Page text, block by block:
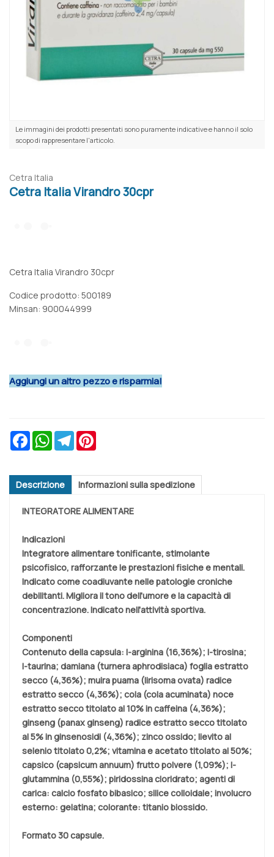
Le immagini dei prodotti presentati sono puramente indicative e hanno il solo
scopo di rappresentare l'articolo.
Cetra Italia
Cetra Italia Virandro 30cpr
Cetra Italia Virandro 30cpr
Codice prodotto: 500189
Minsan: 900044999
Aggiungi un altro pezzo e risparmia!
FacebookWhatsAppTelegram
Descrizione Informazioni sulla spedizione
INTEGRATORE ALIMENTARE
Indicazioni
Integratore alimentare tonificante, stimolante
psicofisico, rafforzante le prestazioni fisiche e mentali.
Indicato come coadiuvante nelle patologie croniche
debilitanti. Migliora il tono dell'umore e la capacità di
concentrazione. Indicato nell'attività sportiva.
Componenti
Contenuto della capsula: l-arginina (16,36%); l-tirosina;
l-taurina; damiana (turnera aphrodisiaca) foglia estratto
secco (4,36%); muira puama (lirisoma ovata) radice
estratto secco (4,36%); cola (cola acuminata) noce
estratto secco titolato al 10% in caffeina (4,36%);
ginseng (panax ginseng) radice estratto secco titolato
al 5% in ginsenosidi (4,36%); zinco ossido; lievito al
selenio titolato 0,2%; vitamina e acetato titolato al 50%;
capsico (capsicum annuum) frutto polvere (1,09%); l-
glutammina (0,55%); piridossina cloridrato; agenti di
carica: calcio fosfato bibasico; silice colloidale; involucro
esterno: gelatina; colorante: titanio biossido.
Formato30 capsule.